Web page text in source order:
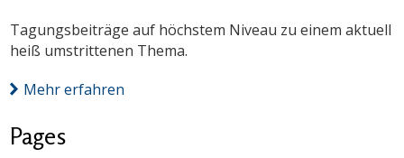
Tagungsbeiträge auf höchstem Niveau zu einem aktuell
heiß umstrittenen Thema.
Mehr erfahren
Pages